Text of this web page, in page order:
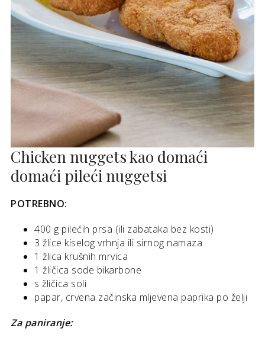
Chicken nuggets kao domaći
domaći pileći nuggetsi
POTREBNO:
400 g pilećih prsa (ili zabataka bez kosti)
3 žlice kiselog vrhnja ili sirnog namaza
1 žlica krušnih mrvica
1 žličica sode bikarbone
s žličica soli
papar, crvena začinska mljevena paprika po želji
Za paniranje: